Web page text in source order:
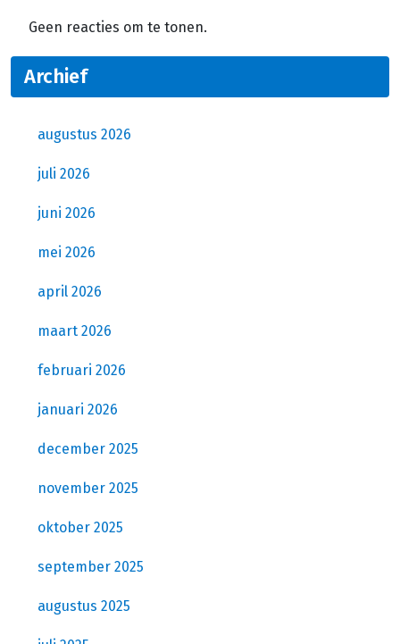
Geen reacties om te tonen.
Archief
augustus 2026
juli 2026
juni 2026
mei 2026
april 2026
maart 2026
februari 2026
januari 2026
december 2025
november 2025
oktober 2025
september 2025
augustus 2025